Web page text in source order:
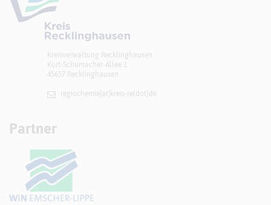
Kreisverwaltung Recklinghausen
Kurt-Schumacher-Allee 1
45657 Recklinghausen
regiochemie[at]​kreis-re(dot)de
Partner